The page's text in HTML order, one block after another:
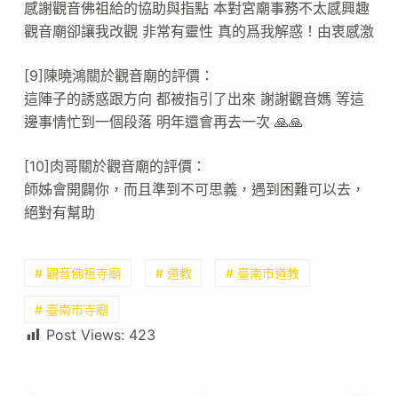
感謝觀音佛祖給的協助與指點 本對宮廟事務不太感興趣
觀音廟卻讓我改觀 非常有靈性 真的爲我解惑！由衷感激
[9]陳曉鴻關於觀音廟的評價：
這陣子的誘惑跟方向 都被指引了出來 謝謝觀音媽 等這
邊事情忙到一個段落 明年還會再去一次 🙏🙏
[10]肉哥關於觀音廟的評價：
師姊會開闢你，而且準到不可思義，遇到困難可以去，
絕對有幫助
# 觀音佛祖寺廟 # 道教 # 臺南市道教
# 臺南市寺廟
Post Views: 423